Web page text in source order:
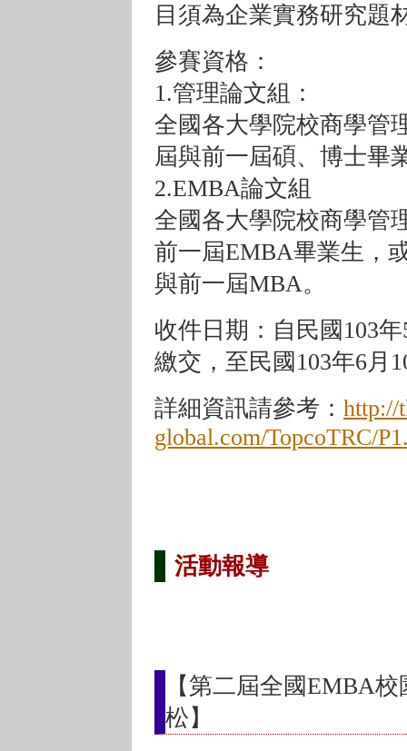
目須為企業實務研究題
參賽資格：
1.管理論文組：
全國各大學院校商學管
屆與前一屆碩、博士畢
2.EMBA論文組
全國各大學院校商學管
前一屆EMBA畢業生，
與前一屆MBA。
收件日期：自民國103
繳交，至民國103年6月
詳細資訊請參考： http://
global.com/TopcoTRC/
活動報導
【第二屆全國EMBA
松】